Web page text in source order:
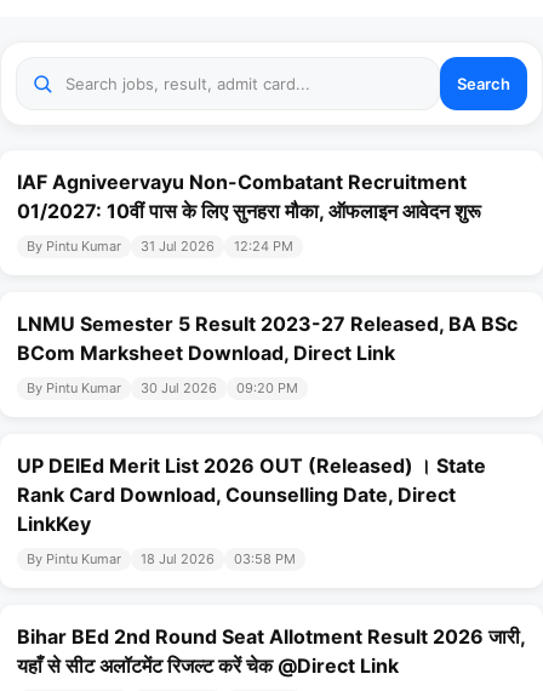
Search
IAF Agniveervayu Non-Combatant Recruitment
01/2027: 10वीं पास के लिए सुनहरा मौका, ऑफलाइन आवेदन शुरू
By Pintu Kumar 31 Jul 2026 12:24 PM
LNMU Semester 5 Result 2023-27 Released, BA BSc
BCom Marksheet Download, Direct Link
By Pintu Kumar 30 Jul 2026 09:20 PM
UP DElEd Merit List 2026 OUT (Released) । State
Rank Card Download, Counselling Date, Direct
LinkKey
By Pintu Kumar 18 Jul 2026 03:58 PM
Bihar BEd 2nd Round Seat Allotment Result 2026 जारी,
यहाँ से सीट अलॉटमेंट रिजल्ट करें चेक @Direct Link